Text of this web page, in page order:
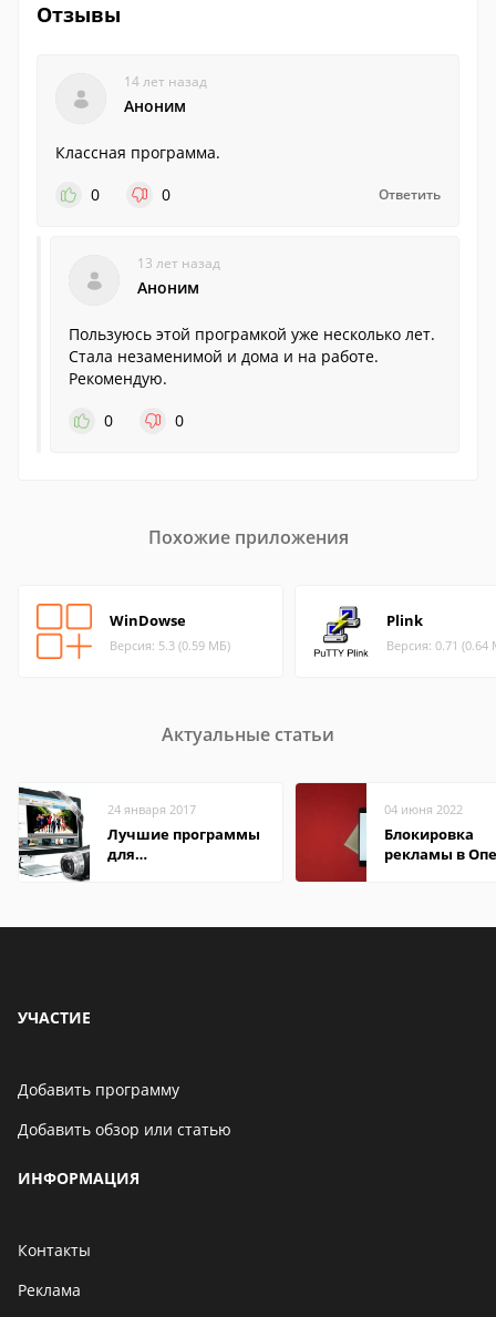
Отзывы
14 лет назад
Аноним
Классная программа.
0
0 Ответить
13 лет назад
Аноним
Пользуюсь этой програмкой уже несколько лет.
Стала незаменимой и дома и на работе.
Рекомендую.
0
0
Похожие приложения
WinDowse
Версия: 5.3 (0.59 МБ)
Plink
Версия: 0.71 (0.64
Актуальные статьи
24 января 2017
Лучшие программы
для
04 июня 2022
Блокировка
рекламы в
УЧАСТИЕ
Добавить программу
Добавить обзор или статью
ИНФОРМАЦИЯ
Контакты
Реклама